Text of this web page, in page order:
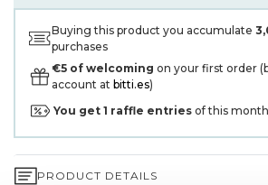
Buying this product you accumulate
purchases
€5 of welcoming on your first order
account at bitti.es)
You get 1 raffle entries of this month
PRODUCT DETAILS